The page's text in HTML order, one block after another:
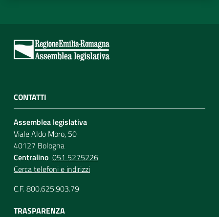
CONTATTI
Assemblea legislativa
Viale Aldo Moro, 50
40127 Bologna
Centralino 051 5275226
Cerca telefoni e indirizzi
C.F. 800.625.903.79
TRASPARENZA